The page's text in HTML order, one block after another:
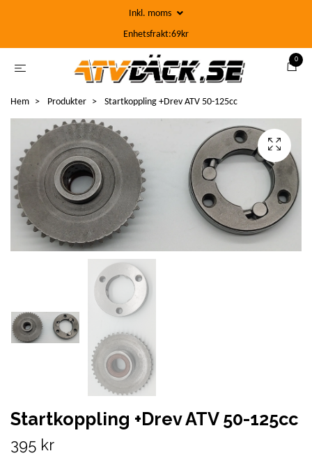
Inkl. moms
Enhetsfrakt:69kr
0
Hem Produkter Startkoppling +Drev ATV 50-125cc
Startkoppling +Drev ATV 50-125cc
395 kr